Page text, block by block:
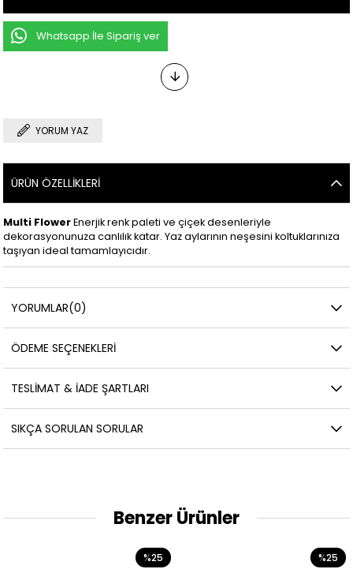
Whatsapp İle Sipariş ver
YORUM YAZ
ÜRÜN ÖZELLIKLERI
Multi FlowerEnerjik renk paleti ve çiçek desenleriyle
dekorasyonunuza canlılık katar. Yaz aylarının neşesini koltuklarınıza
taşıyan ideal tamamlayıcıdır.
YORUMLAR(0)
ÖDEME SEÇENEKLERI
TESLIMAT & İADE ŞARTLARI
SIKÇA SORULAN SORULAR
Benzer Ürünler
%25 %25